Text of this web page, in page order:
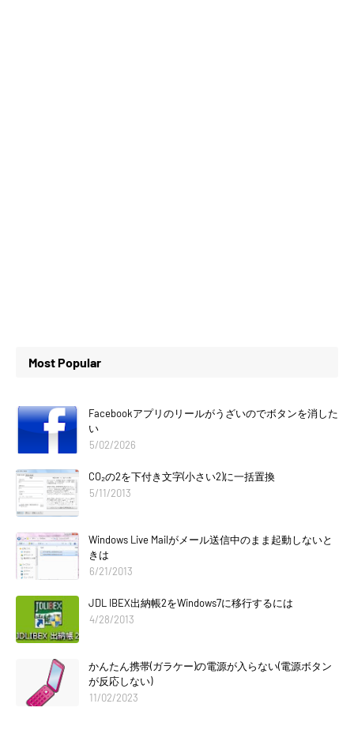
Most Popular
Facebookアプリのリールがうざいのでボタンを消した
い
5/02/2026
CO₂の2を下付き文字(小さい2)に一括置換
5/11/2013
Windows Live Mailがメール送信中のまま起動しないと
きは
6/21/2013
JDL IBEX出納帳2をWindows7に移行するには
4/28/2013
かんたん携帯(ガラケー)の電源が入らない(電源ボタン
が反応しない)
11/02/2023